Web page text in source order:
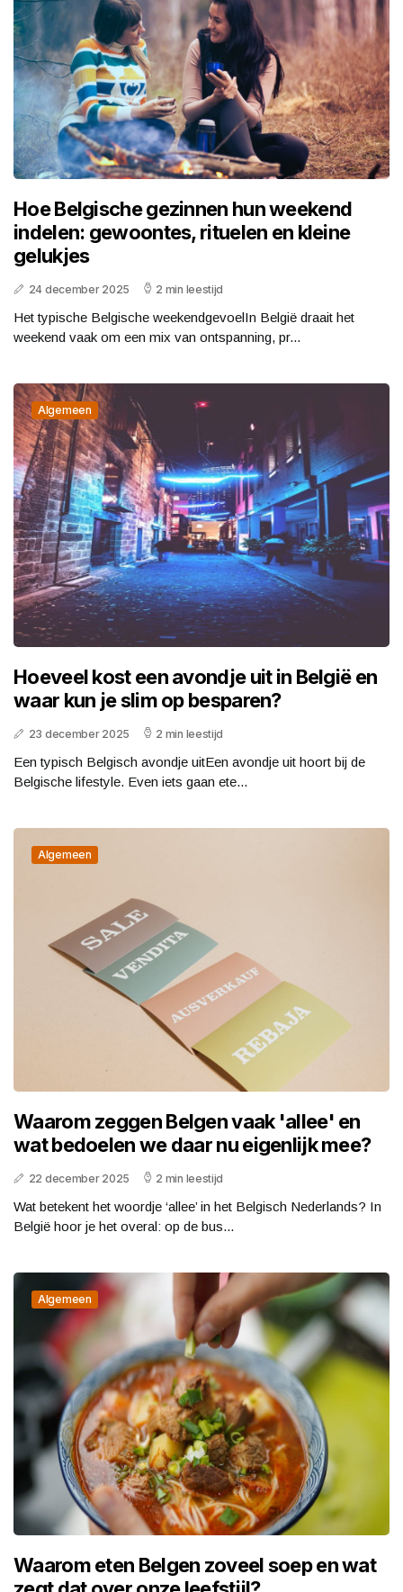
Hoe Belgische gezinnen hun weekend
indelen: gewoontes, rituelen en kleine
gelukjes
24 december 2025 2 min leestijd
Het typische Belgische weekendgevoelIn België draait het
weekend vaak om een mix van ontspanning, pr...
Algemeen
Hoeveel kost een avondje uit in België en
waar kun je slim op besparen?
23 december 2025 2 min leestijd
Een typisch Belgisch avondje uitEen avondje uit hoort bij de
Belgische lifestyle. Even iets gaan ete...
Algemeen
Waarom zeggen Belgen vaak 'allee' en
wat bedoelen we daar nu eigenlijk mee?
22 december 2025 2 min leestijd
Wat betekent het woordje ‘allee’ in het Belgisch Nederlands? In
België hoor je het overal: op de bus...
Algemeen
Waarom eten Belgen zoveel soep en wat